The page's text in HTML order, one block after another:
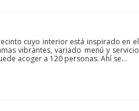
cuyo interior está inspirado en el
vibrantes, variado menú y servicio
acoger a 120 personas. Ahí se...